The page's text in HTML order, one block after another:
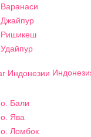
Варанаси
Джайпур
Ришикеш
Удайпур
о. Бали
о. Ява
о. Ломбок